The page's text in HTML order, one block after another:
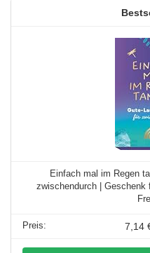
Einfach mal im Regen
zwischendurch | Geschenk
7,14